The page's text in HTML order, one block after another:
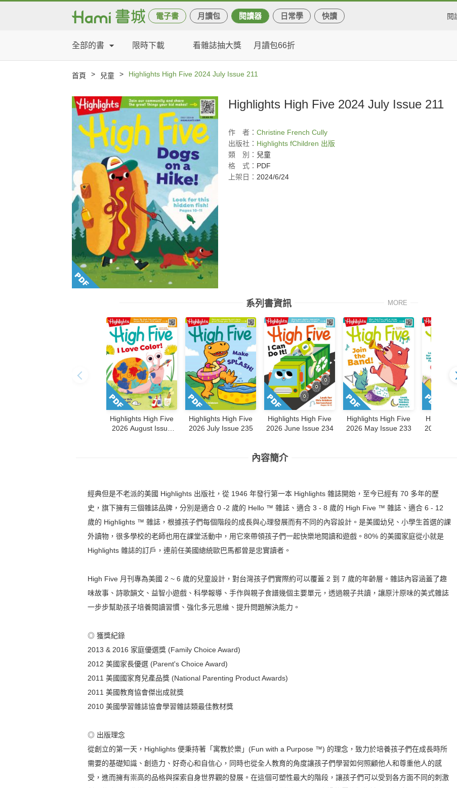
電子書 月讀包 閱讀器 日常學 快讀 閱
全部的書 限時下載 看雜誌抽大獎 月讀包66折
首頁 > 兒童 > Highlights High Five 2024 July Issue 211
Highlights High Five 2024 July Issue 211
作 者： Christine French Cully
出版社： Highlights fChildren 出版
類
別： 兒童
格
式： PDF
上架日： 2024/6/24
系列書資訊 MORE
Highlights High Five
2026 August Issue
Highlights High Five
2026 July Issue 235
Highlights High Five
2026 June Issue 234
Highlights High Five
2026 May Issue 233
2026 April
內容簡介
經典但是不老派的美國 Highlights 出版社，從 1946 年發行第一本 Highlights 雜誌開始，至今已經有 70 多年的歷
史，旗下擁有三個雜誌品牌，分別是適合 0 -2 歲的 Hello ™ 雜誌、適合 3 - 8 歲的 High Five ™ 雜誌、適合 6 - 12
歲的 Highlights ™ 雜誌，根據孩子們每個階段的成長與心理發展而有不同的內容設計。是美國幼兒、小學生首選的課
外讀物，很多學校的老師也用在課堂活動中，用它來帶領孩子們一起快樂地閱讀和遊戲。80% 的美國家庭從小就是
Highlights 雜誌的訂戶，連前任美國總統歐巴馬都曾是忠實讀者。
High Five 月刊專為美國 2 ~ 6 歲的兒童設計，對台灣孩子們實際約可以覆蓋 2 到 7 歲的年齡層。雜誌內容涵蓋了趣
味故事、詩歌韻文、益智小遊戲、科學報導、手作與親子食譜幾個主要單元，透過親子共讀，讓原汁原味的美式雜誌
一步步幫助孩子培養閱讀習慣、強化多元思維、提升問題解決能力。
◎ 獲獎紀錄
2013 & 2016 家庭優選獎 (Family Choice Award)
2012 美國家長優選 (Parent's Choice Award)
2011 美國國家育兒產品獎 (National Parenting Product Awards)
2011 美國教育協會傑出成就獎
2010 美國學習雜誌協會學習雜誌類最佳教材獎
◎ 出版理念
從創立的第一天，Highlights 便秉持著「寓教於樂」(Fun with a Purpose ™) 的理念，致力於培養孩子們在成長時所
需要的基礎知識、創造力、好奇心和自信心，同時也從全人教育的角度讓孩子們學習如何照顧他人和尊重他人的感
受，進而擁有崇高的品格與探索自身世界觀的發展。在這個可塑性最大的階段，讓孩子們可以受到各方面不同的刺激